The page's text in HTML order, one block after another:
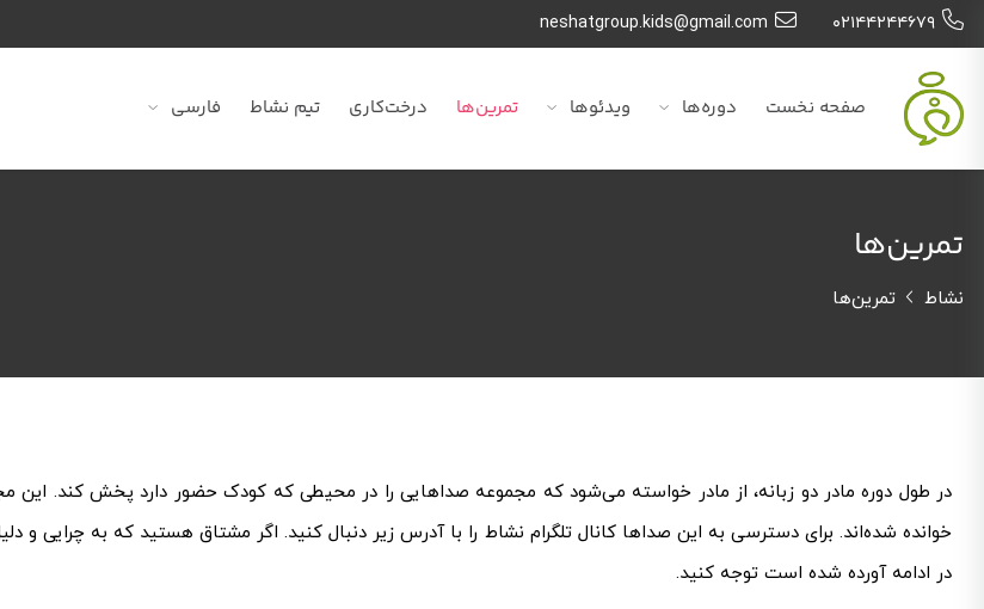
۰۲۱۴۴۲۴۴۶۷۹ neshatgroup.kids@gmail.com
صفحه نخست دوره‌ها ویدئوها تمرین‌ها درخت‌کاری تیم نشاط فارسی
تمرین‌ها
نشاط تمرین‌ها
در طول دوره مادر دو زبانه، از مادر خواسته می‌شود که مجموعه صداهایی را در محیطی که کودک حضور دارد پخش کند. این
خوانده شده‌اند. برای دسترسی به این صداها کانال تلگرام نشاط را با آدرس زیر دنبال کنید. اگر مشتاق هستید که به چرایی و
در ادامه آورده شده است توجه کنید.